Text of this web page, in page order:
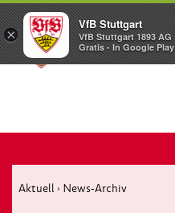
Aktuell › News-Archiv
×
VfB Stuttgart
VfB Stuttgart 1893 AG
Gratis - In Google Play